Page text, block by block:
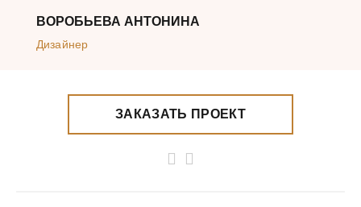
ВОРОБЬЕВА АНТОНИНА
Дизайнер
ЗАКАЗАТЬ ПРОЕКТ